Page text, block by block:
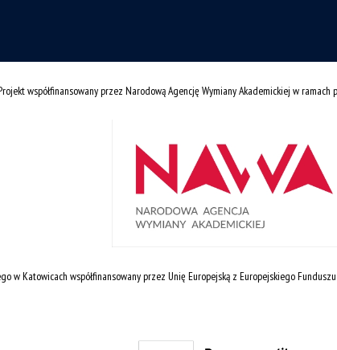
współfinansowany przez Narodową Agencję Wymiany Akademickiej w ramach
w Katowicach współfinansowany przez Unię Europejską z Europejskiego